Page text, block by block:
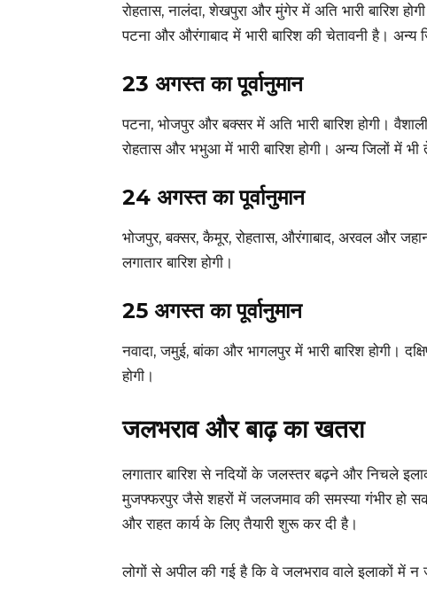
रोहतास, नालंदा, शेखपुरा और मुंगेर में अति भारी बारिश
पटना और औरंगाबाद में भारी बारिश की चेतावनी है। अन्य
23 अगस्त का पूर्वानुमान
पटना, भोजपुर और बक्सर में अति भारी बारिश होगी।
रोहतास और भभुआ में भारी बारिश होगी। अन्य जिलों में भी
24 अगस्त का पूर्वानुमान
भोजपुर, बक्सर, कैमूर, रोहतास, औरंगाबाद, अरवल और
लगातार बारिश होगी।
25 अगस्त का पूर्वानुमान
नवादा, जमुई, बांका और भागलपुर में भारी बारिश होगी।
होगी।
जलभराव और बाढ़ का खतरा
लगातार बारिश से नदियों के जलस्तर बढ़ने और निचले
मुजफ्फरपुर जैसे शहरों में जलजमाव की समस्या गंभीर हो
और राहत कार्य के लिए तैयारी शुरू कर दी है।
लोगों से अपील की गई है कि वे जलभराव वाले इलाकों में